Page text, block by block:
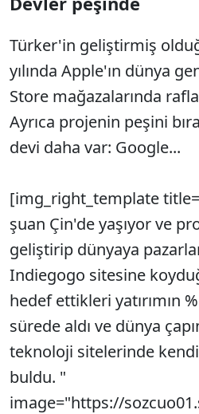
Türker'in geliştirmiş
yılında Apple'ın dünya
Store mağazalarında
Ayrıca projenin peşini
devi daha var: Google...
[img_right_template
şuan Çin'de yaşıyor ve
geliştirip dünyaya
Indiegogo sitesine
hedef ettikleri yatırımın
sürede aldı ve dünya
teknoloji sitelerinde
buldu. "
image="https://